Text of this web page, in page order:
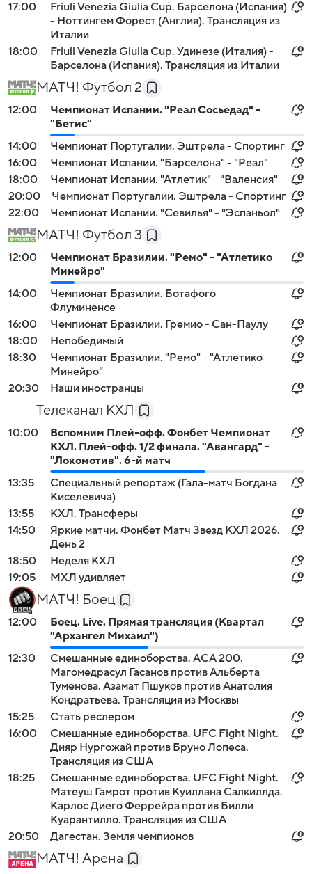
17:00
Friuli Venezia Giulia Cup. Барселона (Испания)
- Ноттингем Форест (Англия). Трансляция из
Италии
18:00
Friuli Venezia Giulia Cup. Удинезе (Италия) -
Барселона (Испания). Трансляция из Италии
МАТЧ! Футбол 2
12:00
Чемпионат Испании. "Реал Сосьедад" -
"Бетис"
14:00
Чемпионат Португалии. Эштрела - Спортинг
16:00
Чемпионат Испании. "Барселона" - "Реал"
18:00
Чемпионат Испании. "Атлетик" - "Валенсия"
20:00
Чемпионат Португалии. Эштрела - Спортинг
22:00
Чемпионат Испании. "Севилья" - "Эспаньол"
МАТЧ! Футбол 3
12:00
Чемпионат Бразилии. "Ремо" - "Атлетико
Минейро"
14:00
Чемпионат Бразилии. Ботафого -
Флуминенсе
16:00
Чемпионат Бразилии. Гремио - Сан-Паулу
18:00
Непобедимый
18:30
Чемпионат Бразилии. "Ремо" - "Атлетико
Минейро"
20:30
Наши иностранцы
Телеканал КХЛ
10:00
Вспомним Плей-офф. Фонбет Чемпионат
КХЛ. Плей-офф. 1/2 финала. "Авангард" -
"Локомотив". 6-й матч
13:35
Специальный репортаж (Гала-матч Богдана
Киселевича)
13:55
КХЛ. Трансферы
14:50
Яркие матчи. Фонбет Матч Звезд КХЛ 2026.
День 2
18:50
Неделя КХЛ
19:05
МХЛ удивляет
МАТЧ! Боец
12:00
Боец. Live. Прямая трансляция (Квартал
"Архангел Михаил")
12:30
Смешанные единоборства. ACA 200.
Магомедрасул Гасанов против Альберта
Туменова. Азамат Пшуков против Анатолия
Кондратьева. Трансляция из Москвы
15:25
Стать реслером
16:00
Смешанные единоборства. UFC Fight Night.
Дияр Нургожай против Бруно Лопеса.
Трансляция из США
18:25
Смешанные единоборства. UFC Fight Night.
Матеуш Гамрот против Куиллана Салкиллда.
Карлос Диего Феррейра против Билли
Куарантилло. Трансляция из США
20:50
Дагестан. Земля чемпионов
МАТЧ! Арена